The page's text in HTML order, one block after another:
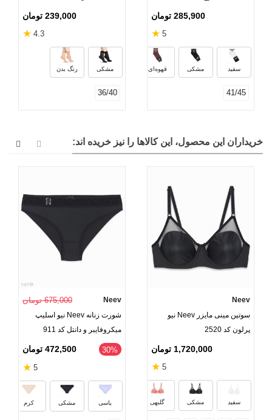
285,900 تومان
5
★
سفید مشکی قهوه‌ای
41/45
239,000 تومان
4.3
★
مشکی رنگ بدن
36/40
خریداران این محصول، این کالاها را نیز خریده اند:
Neev
سوتین مینی مایزر Neev نیو
پرلون کد 2520
1,720,000 تومان
5
★
سفید مشکی گلبهی
صورتی سرخابی سرمه‌ای
Neev 675,000 تومان
شورت زنانه Neev نیو اسلیپ
میکروفایبر و دانتل کد 911
‎30% 472,500 تومان
5
★
یاسی مشکی کرم